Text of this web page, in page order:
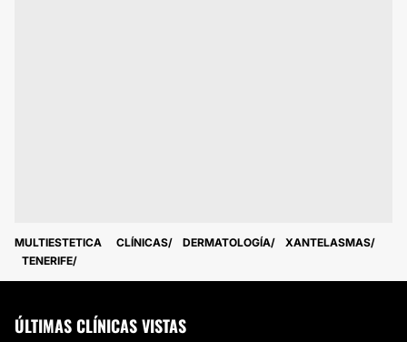
MULTIESTETICA CLÍNICAS DERMATOLOGÍA
XANTELASMAS
TENERIFE
ÚLTIMAS CLÍNICAS VISTAS